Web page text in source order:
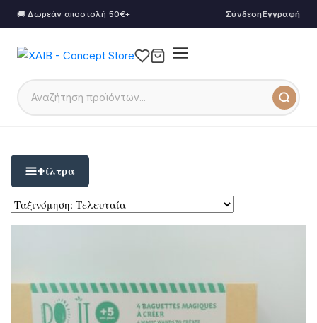
🚚 Δωρεάν αποστολή 50€+ ΣύνδεσηΕγγραφή
Φίλτρα